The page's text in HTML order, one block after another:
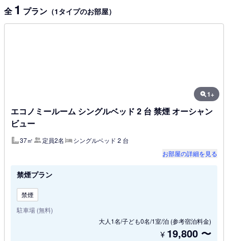
全 1 プラン （1タイプのお部屋）
1+
エコノミールーム シングルベッド 2 台 禁煙 オーシャン
ビュー
37㎡ 定員2名
シングルベッド 2 台
お部屋の詳細を見る
禁煙プラン
禁煙
駐車場 (無料)
大人1名/子ども0名/1室/泊 (参考宿泊料金)
¥ 19,800 〜